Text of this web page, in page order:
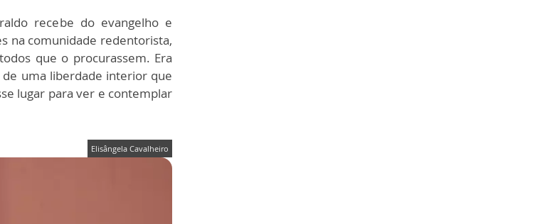
recebe do evangelho e
na comunidade redentorista,
que o procurassem. Era
uma liberdade interior que
lugar para ver e contemplar
Elisângela Cavalheiro